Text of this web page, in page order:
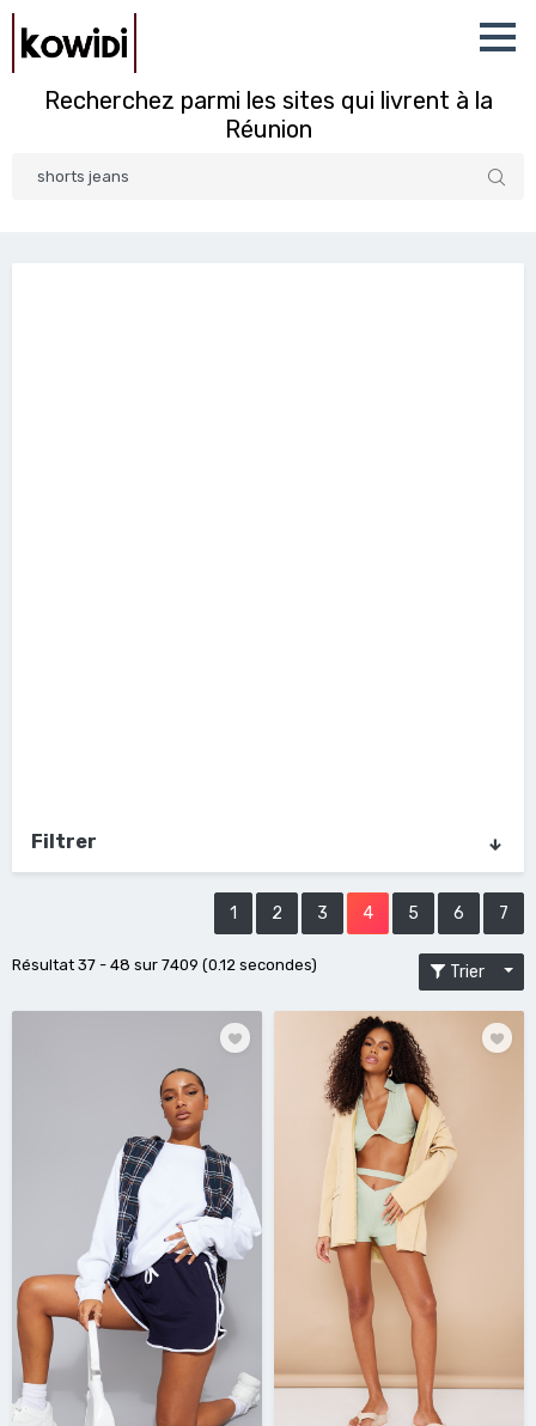
Recherchez parmi les sites qui livrent à la
Réunion
Filtrer
1 2 3 4 5 6 7
Résultat 37 - 48 sur 7409 (0.12 secondes) Trier